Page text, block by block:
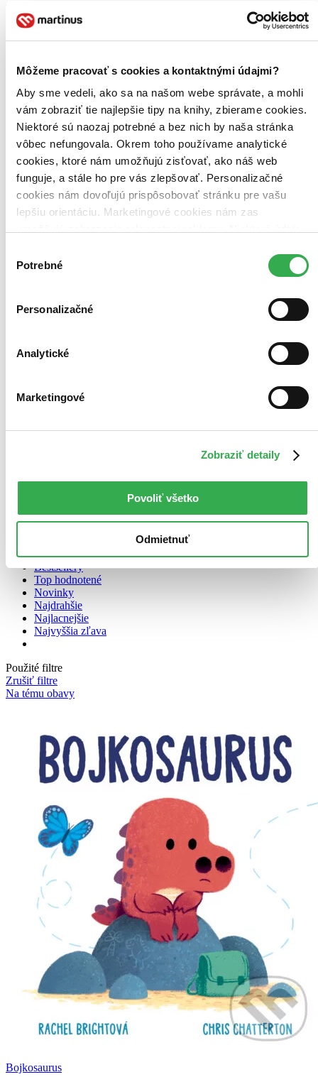
Môžeme pracovať s cookies a kontaktnými údajmi?
Aby sme vedeli, ako sa na našom webe správate, a mohli
vám zobraziť tie najlepšie tipy na knihy, zbierame cookies.
Niektoré sú naozaj potrebné a bez nich by naša stránka
vôbec nefungovala. Okrem toho používame analytické
cookies, ktoré nám umožňujú zisťovať, ako náš web
funguje, a stále ho pre vás zlepšovať. Personalizačné
cookies nám dovoľujú prispôsobovať stránku pre vašu
lepšiu orientáciu. Marketingové cookies nám zas
keby sme mohli používať všetky tieto cookies. Ďakujeme!
súhlasu
Potrebné
Personalizačné
Analytické
Marketingové
Zobraziť detaily
Povoliť všetko
Odmietnuť
Pôvod
zahraničný (3 tituly)
Spojené kráľovstvo (3 tituly)Spojené kráľovstvo3
Rok vydania
2025 (0 titulov) 2025
2024 (0 titulov)2024
2023 (0 titulov)2023
2022 (0 titulov) 2022
2021 a staršie (0 titulov)
2021 a staršie
Ďalšie možnosti
Autor
Rachel Bright (3 tituly)Rachel Bright 3
Vydavateľstvo
Tatran (1 titul)
pevná väzba (1 titul)
brožovaná väzba (1 titul)
Cena
Od 8 do 12 € (0 titulov)
Viac ako 16 € (0 titulov)Viac ako 16 €
Bestsellery
Top hodnotené
Novinky
Najdrahšie
Najlacnejšie
Najvyššia zľava
Použité filtre
Zrušiť filtre
Na tému obavy
Bojkosaurus